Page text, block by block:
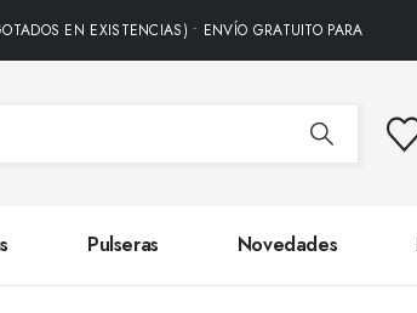
• ENVÍO GRATUITO PARA TODOS
Pulseras Novedades